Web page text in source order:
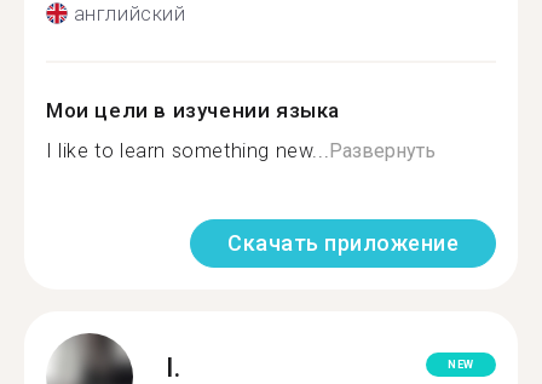
английский
Мои цели в изучении языка
I like to learn something new... Развернуть
Скачать приложение
I. NEW